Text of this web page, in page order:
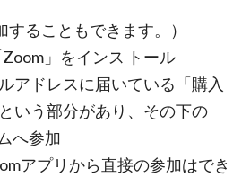
ることもできます。）
」をインス トール
ドレスに届いている「購入
いう部分があり、その下の
ムへ参加
アプリから直接の参加はでき